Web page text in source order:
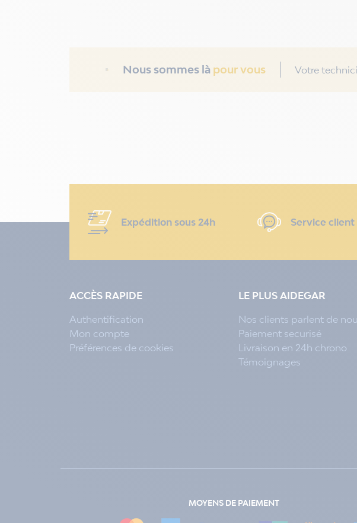
Nous sommes là pour vous Votre
Expédition sous 24h Service client
ACCÈS RAPIDE
Authentification
Mon compte
Préférences de cookies
LE PLUS AIDEGAR
Nos clients parlent de
Paiement securisé
Livraison en 24h chrono
Témoignages
MOYENS DE PAIEMENT